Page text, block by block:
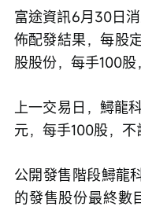
富途資訊6月30日消
佈配發結果，每股
股股份，每手100股
上一交易日，鱘龍
元，每手100股，
公開發售階段鱘龍
的發售股份最終數